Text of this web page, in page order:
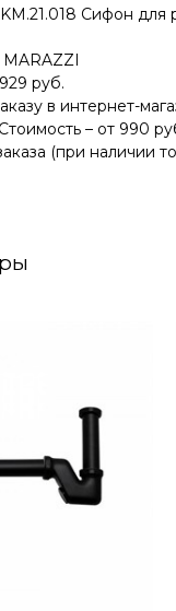
Сифон
руб.
в интернет-
– от 990
(при наличии